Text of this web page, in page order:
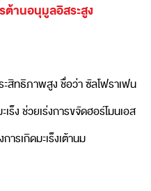
ต้านอนุมูลอิสระสูง
สิทธิภาพสูง ชื่อว่า ซัลโฟราเฟน
ง ช่วยเร่งการขจัดฮอร์โมนเอส
ารเกิดมะเร็งเต้านม